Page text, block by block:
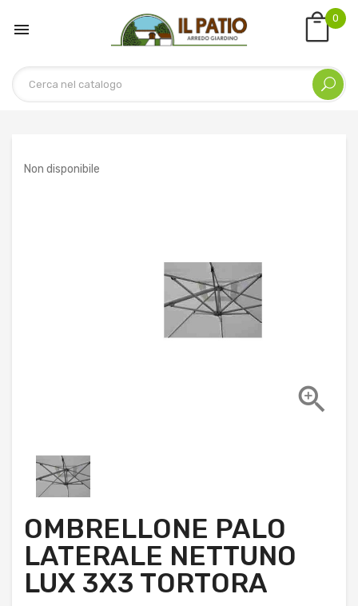

0
Non disponibile

OMBRELLONE PALO
LATERALE NETTUNO
LUX 3X3 TORTORA